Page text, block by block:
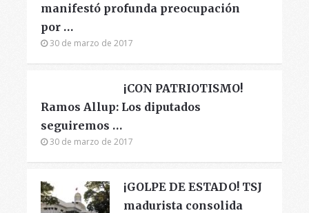
manifestó profunda preocupación
por …
30 de marzo de 2017
¡CON PATRIOTISMO!
Ramos Allup: Los diputados
seguiremos …
30 de marzo de 2017
¡GOLPE DE ESTADO! TSJ
madurista consolida